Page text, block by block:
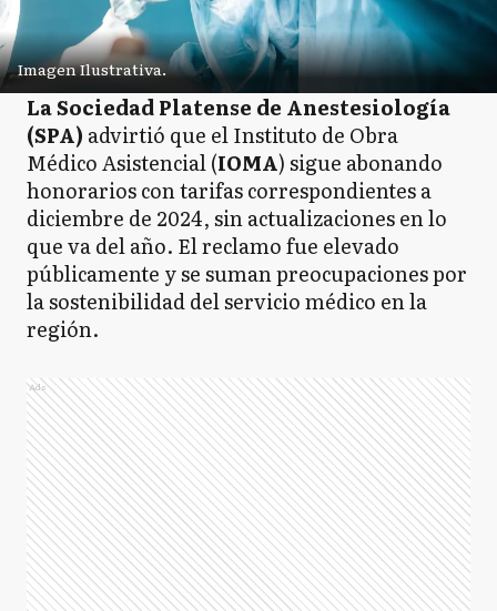
Imagen Ilustrativa.
La Sociedad Platense de Anestesiología
(SPA) advirtió que el Instituto de Obra
Médico Asistencial (IOMA) sigue abonando
honorarios con tarifas correspondientes a
diciembre de 2024, sin actualizaciones en lo
que va del año. El reclamo fue elevado
públicamente y se suman preocupaciones por
la sostenibilidad del servicio médico en la
región.
Ads